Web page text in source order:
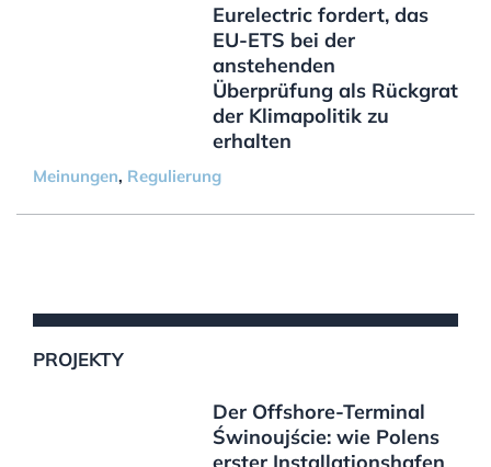
Eurelectric fordert, das
EU-ETS bei der
anstehenden
Überprüfung als Rückgrat
der Klimapolitik zu
erhalten
Meinungen, Regulierung
PROJEKTY
Der Offshore-Terminal
Świnoujście: wie Polens
erster Installationshafen